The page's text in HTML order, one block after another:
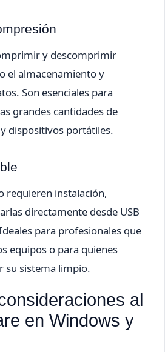
y descomprimir
el almacenamiento y
Son esenciales para
grandes cantidades de
dispositivos portátiles.
requieren instalación,
directamente desde USB
para profesionales que
equipos o para quienes
su sistema limpio.
al
en Windows y